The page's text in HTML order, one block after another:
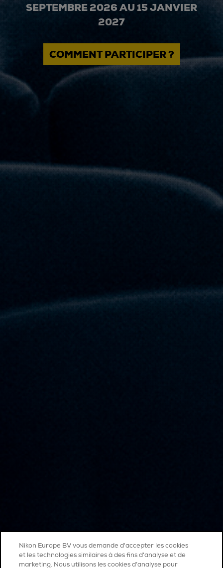
SEPTEMBRE 2026 AU 15 JANVIER
2027
COMMENT PARTICIPER ?
Nikon Europe BV vous demande d'accepter les cookies
et les technologies similaires à des fins d'analyse et de
marketing. Nous utilisons les cookies d’analyse pour